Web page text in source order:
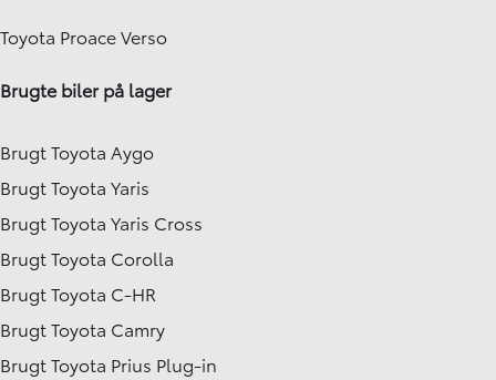
Toyota Proace Verso
Brugte biler på lager
Brugt Toyota Aygo
Brugt Toyota Yaris
Brugt Toyota Yaris Cross
Brugt Toyota Corolla
Brugt Toyota C-HR
Brugt Toyota Camry
Brugt Toyota Prius Plug-in